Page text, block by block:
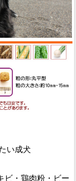
い成犬
ビ・鶏肉粉・ビー